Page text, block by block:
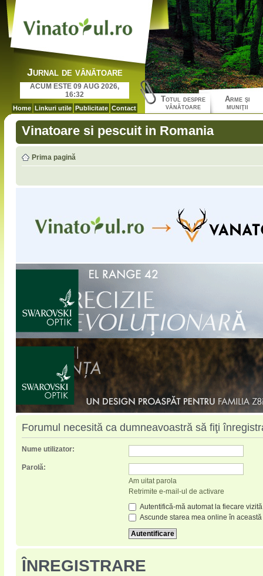
Jurnal de vânătoare
ACUM ESTE 09 AUG 2026,
16:32
Home Linkuri utile Publicitate Contact
Totul despre
vânătoare
Arme şi
muniţii
Vinatoare si pescuit in Romania
Prima pagină
Forumul necesită ca dumneavoastră să fiţi
Nume utilizator:
Parolă:
Am uitat parola
Retrimite e-mail-ul de activare
Autentifică-mă automat la fiecare vizită
Ascunde starea mea online în
ÎNREGISTRARE